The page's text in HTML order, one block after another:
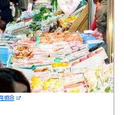
組合